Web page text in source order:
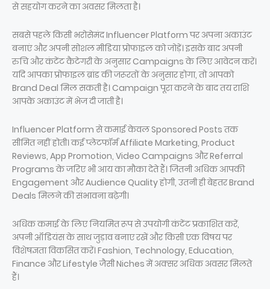
से सहयोग करने का अवसर मिलता है।
सबसे पहले किसी भरोसेमंद Influencer Platform पर अपना अकाउंट
बनाएं और अपनी सोशल मीडिया प्रोफाइल को जोड़ें। इसके बाद अपनी
रुचि और कंटेंट कैटेगरी के अनुसार Campaigns के लिए आवेदन करें।
यदि आपका प्रोफाइल ब्रांड की जरूरतों के अनुसार होगा, तो आपको
Brand Deal मिल सकती है। Campaign पूरा करने के बाद तय राशि
आपके अकाउंट में भेज दी जाती है।
Influencer Platform से कमाई केवल Sponsored Posts तक
सीमित नहीं होती। कई प्लेटफॉर्म Affiliate Marketing, Product
Reviews, App Promotion, Video Campaigns और Referral
Programs के जरिए भी आय का मौका देते हैं। जितनी अधिक आपकी
Engagement और Audience Quality होगी, उतनी ही बेहतर Brand
Deals मिलने की संभावना बढ़ेगी।
अधिक कमाई के लिए नियमित रूप से उपयोगी कंटेंट प्रकाशित करें,
अपनी ऑडियंस के साथ जुड़ाव बनाए रखें और किसी एक विषय पर
विशेषज्ञता विकसित करें। Fashion, Technology, Education,
Finance और Lifestyle जैसी Niches में अक्सर अधिक अवसर मिलते
हैं।